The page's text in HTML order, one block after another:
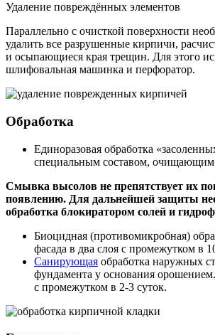
Удаление повреждённых элементов
Параллельно с очисткой поверхности
удалить все разрушенные кирпичи,
и осыпающиеся края трещин. Для этого
шлифовальная машинка и перфоратор.
Обработка
Единоразовая обработка
специальным составом, очищающим
Смывка высолов не препятствует их
появлению. Для дальнейшей защиты
обработка блокиратором солей и
Биоцидная (противомикробная)
фасада в два слоя с промежутком в
Санирующая обработка наружных
фундамента у основания
с промежутком в 2-3 суток.